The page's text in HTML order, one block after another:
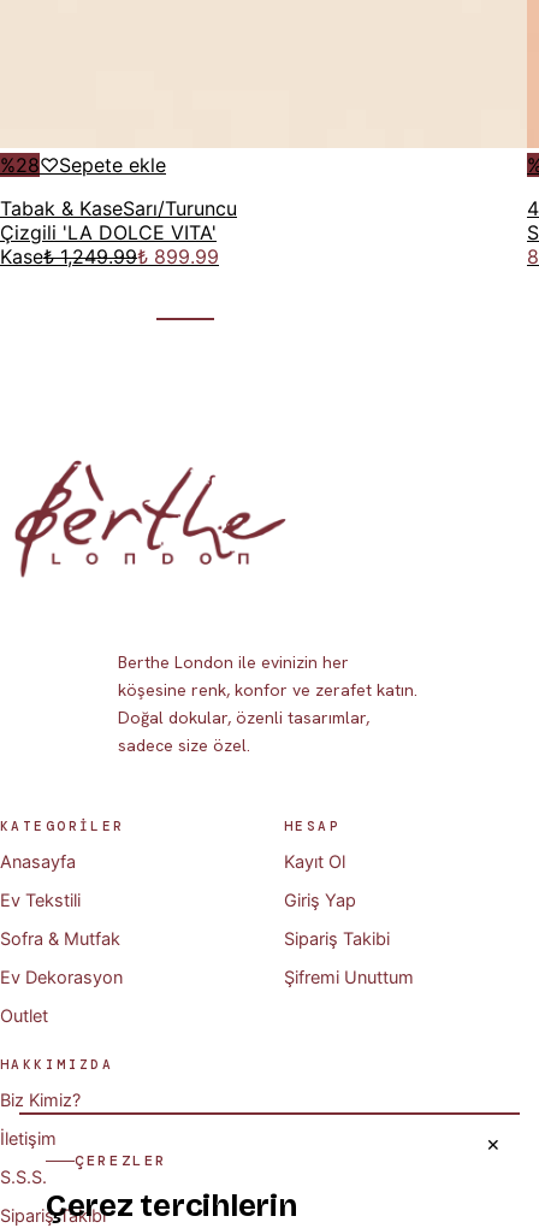
%28♡Sepete ekle
Tabak & KaseSarı/Turuncu
Çizgili 'LA DOLCE VITA'
Kase₺ 1,249.99₺ 899.99
Berthe London ile evinizin her
köşesine renk, konfor ve zerafet katın.
Doğal dokular, özenli tasarımlar,
sadece size özel.
KATEGORİLER
Anasayfa
Ev Tekstili
Sofra & Mutfak
Ev Dekorasyon
Outlet
HESAP
Kayıt Ol
Giriş Yap
Sipariş Takibi
Şifremi Unuttum
HAKKIMIZDA
Biz Kimiz?
İletişim
S.S.S.
Sipariş Takibi
✕
ÇEREZLER
Çerez tercihlerin